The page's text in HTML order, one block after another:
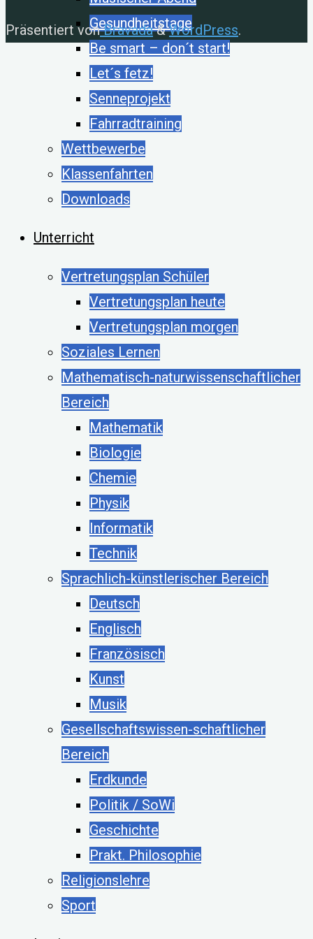
Gesundheitstage
Be smart – don´t start!
Let´s fetz!
Senneprojekt
Fahrradtraining
Wettbewerbe
Klassenfahrten
Downloads
Unterricht
Vertretungsplan Schüler
Vertretungsplan heute
Vertretungsplan morgen
Soziales Lernen
Mathematisch-naturwissenschaftlicher
Bereich
Mathematik
Biologie
Chemie
Physik
Informatik
Technik
Sprachlich-künstlerischer Bereich
Deutsch
Englisch
Französisch
Kunst
Musik
Gesellschaftswissen-schaftlicher
Bereich
Erdkunde
Politik / SoWi
Geschichte
Prakt. Philosophie
Religionslehre
Sport
Präsentiert vonBravada&WordPress.